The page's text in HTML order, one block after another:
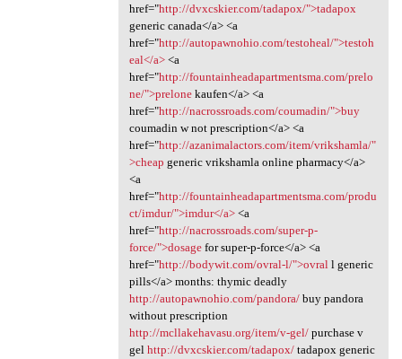
href="http://dvxcskier.com/tadapox/">tadapox
generic canada</a> <a
href="http://autopawnohio.com/testoheal/">testoh
eal</a><a
href="http://fountainheadapartmentsma.com/prelo
ne/">prelonekaufen</a> <a
href="http://nacrossroads.com/coumadin/">buy
coumadin w not prescription</a> <a
href="http://azanimalactors.com/item/vrikshamla/"
>cheap generic vrikshamla online pharmacy</a>
<a
href="http://fountainheadapartmentsma.com/produ
ct/imdur/">imdur</a><a
href="http://nacrossroads.com/super-p-
force/">dosagefor super-p-force</a> <a
href="http://bodywit.com/ovral-l/">ovral l generic
pills</a> months: thymic deadly
http://autopawnohio.com/pandora/buy pandora
without prescription
http://mcllakehavasu.org/item/v-gel/purchase v
gel http://dvxcskier.com/tadapox/tadapox generic